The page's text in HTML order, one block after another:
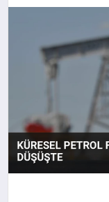
SIYASET
YAŞAM